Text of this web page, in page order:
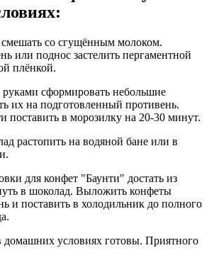
:
со сгущённым молоком.
или поднос застелить пергаментной
плёнкой.
сформировать небольшие
их на подготовленный противень.
поставить в морозилку на 20-30 минут.
растопить на водяной бане или в
для конфет "Баунти" достать из
в шоколад. Выложить конфеты
и поставить в холодильник до полного
условиях готовы. Приятного